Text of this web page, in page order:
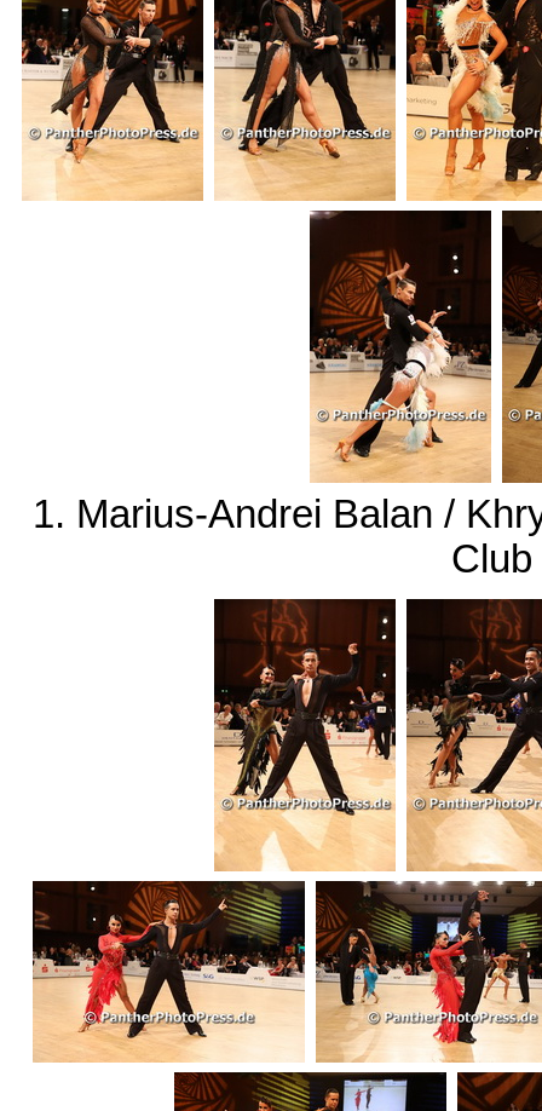
1. Marius-Andrei Balan /